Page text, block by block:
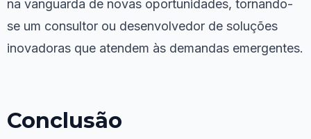
na vanguarda de novas oportunidades, tornando-
se um consultor ou desenvolvedor de soluções
inovadoras que atendem às demandas emergentes.
Conclusão